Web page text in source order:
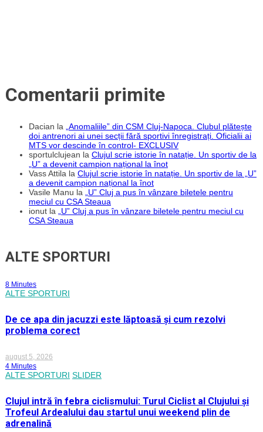
Comentarii primite
Dacian la
„Anomaliile” din CSM Cluj-Napoca. Clubul plătește
doi antrenori ai unei secții fără sportivi înregistrați. Oficialii ai
MTS vor descinde în control- EXCLUSIV
sportulclujean la Clujul scrie istorie în natație. Un sportiv de la
„U” a devenit campion național la înot
Vass Attila la Clujul scrie istorie în natație. Un sportiv de la „U”
a devenit campion național la înot
Vasile Manu la
„U” Cluj a pus în vânzare biletele pentru
meciul cu CSA Steaua
ionut la
„U” Cluj a pus în vânzare biletele pentru meciul cu
CSA Steaua
ALTE SPORTURI
8 Minutes
ALTE SPORTURI
De ce apa din jacuzzi este lăptoasă și cum rezolvi
problema corect
august 5, 2026
4 Minutes
ALTE SPORTURI SLIDER
Clujul intră în febra ciclismului: Turul Ciclist al Clujului și
Trofeul Ardealului dau startul unui weekend plin de
adrenalină